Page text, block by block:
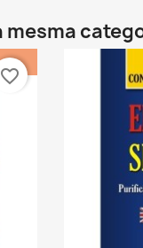
favorite_border